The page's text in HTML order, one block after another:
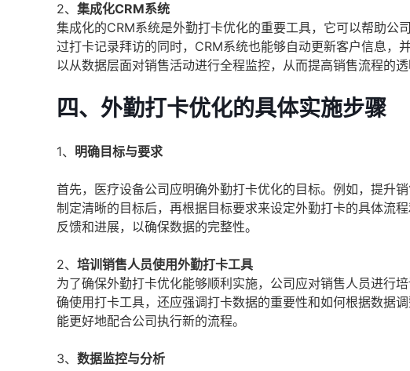
2、 集成化CRM系统
集成化的CRM系统是外勤打卡优化的重要工具，它可以帮助
过打卡记录拜访的同时，CRM系统也能够自动更新客户信息
以从数据层面对销售活动进行全程监控，从而提高销售流程的透
四、外勤打卡优化的具体实施步骤
1、 明确目标与要求
首先，医疗设备公司应明确外勤打卡优化的目标。例如，提升
制定清晰的目标后，再根据目标要求来设定外勤打卡的具体流
反馈和进展，以确保数据的完整性。
2、 培训销售人员使用外勤打卡工具
为了确保外勤打卡优化能够顺利实施，公司应对销售人员进行
确使用打卡工具，还应强调打卡数据的重要性和如何根据数据
能更好地配合公司执行新的流程。
3、 数据监控与分析